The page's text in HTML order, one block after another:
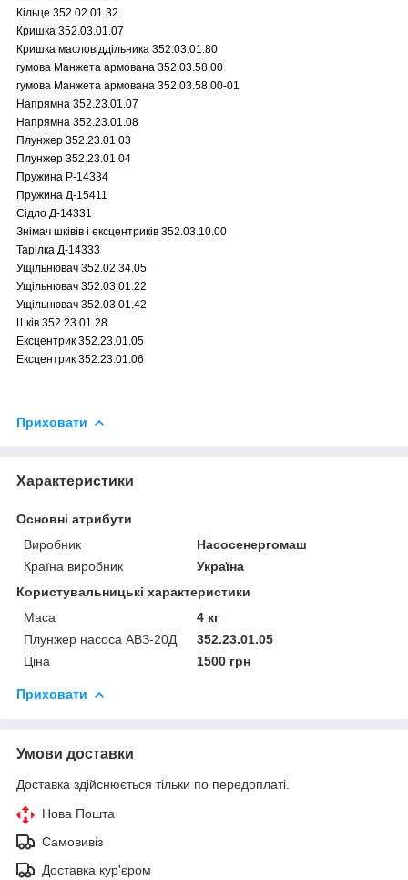
Кільце 352.02.01.32
Кришка 352.03.01.07
Кришка масловіддільника 352.03.01.80
гумова Манжета армована 352.03.58.00
гумова Манжета армована 352.03.58.00-01
Напрямна 352.23.01.07
Напрямна 352.23.01.08
Плунжер 352.23.01.03
Плунжер 352.23.01.04
Пружина Р-14334
Пружина Д-15411
Сідло Д-14331
Знімач шківів і ексцентриків 352.03.10.00
Тарілка Д-14333
Ущільнювач 352.02.34.05
Ущільнювач 352.03.01.22
Ущільнювач 352.03.01.42
Шків 352.23.01.28
Ексцентрик 352.23.01.05
Ексцентрик 352.23.01.06
Приховати
Характеристики
Основні атрибути
Виробник
Насосенергомаш
Країна виробник
Україна
Користувальницькі характеристики
Маса
4 кг
Плунжер насоса АВЗ-20Д
352.23.01.05
Ціна
1500 грн
Приховати
Умови доставки
Доставка здійснюється тільки по передоплаті.
Нова Пошта
Самовивіз
Доставка кур'єром